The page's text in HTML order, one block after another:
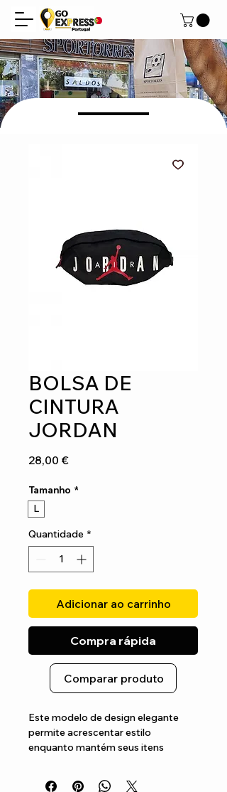
BOLSA DE
CINTURA
JORDAN
28,00 €Preço
Tamanho *
L
Quantidade *
Adicionar ao carrinho
Compra rápida
Comparar produto
Este modelo de design elegante
permite acrescentar estilo
enquanto mantém seus itens
permitem que seja possível ajustar a